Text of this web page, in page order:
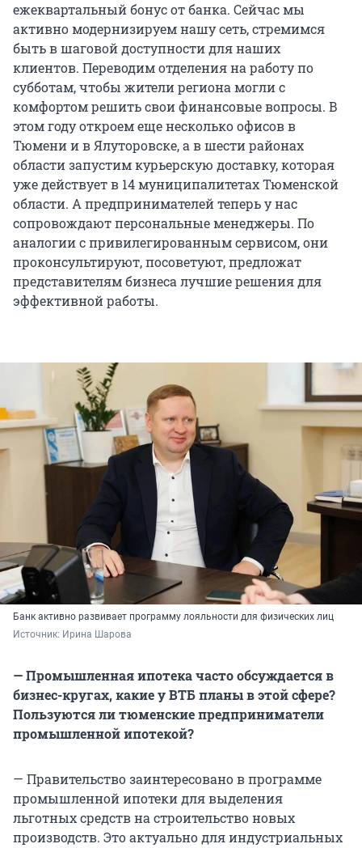
ежеквартальный бонус от банка. Сейчас мы
активно модернизируем нашу сеть, стремимся
быть в шаговой доступности для наших
клиентов. Переводим отделения на работу по
субботам, чтобы жители региона могли с
комфортом решить свои финансовые вопросы. В
этом году откроем еще несколько офисов в
Тюмени и в Ялуторовске, а в шести районах
области запустим курьерскую доставку, которая
уже действует в 14 муниципалитетах Тюменской
области. А предпринимателей теперь у нас
сопровождают персональные менеджеры. По
аналогии с привилегированным сервисом, они
проконсультируют, посоветуют, предложат
представителям бизнеса лучшие решения для
эффективной работы.
Банк активно развивает программу лояльности для физических лиц
Источник: Ирина Шарова
— Промышленная ипотека часто обсуждается в
бизнес-кругах, какие у ВТБ планы в этой сфере?
Пользуются ли тюменские предприниматели
промышленной ипотекой?
— Правительство заинтересовано в программе
промышленной ипотеки для выделения
льготных средств на строительство новых
производств. Это актуально для индустриальных